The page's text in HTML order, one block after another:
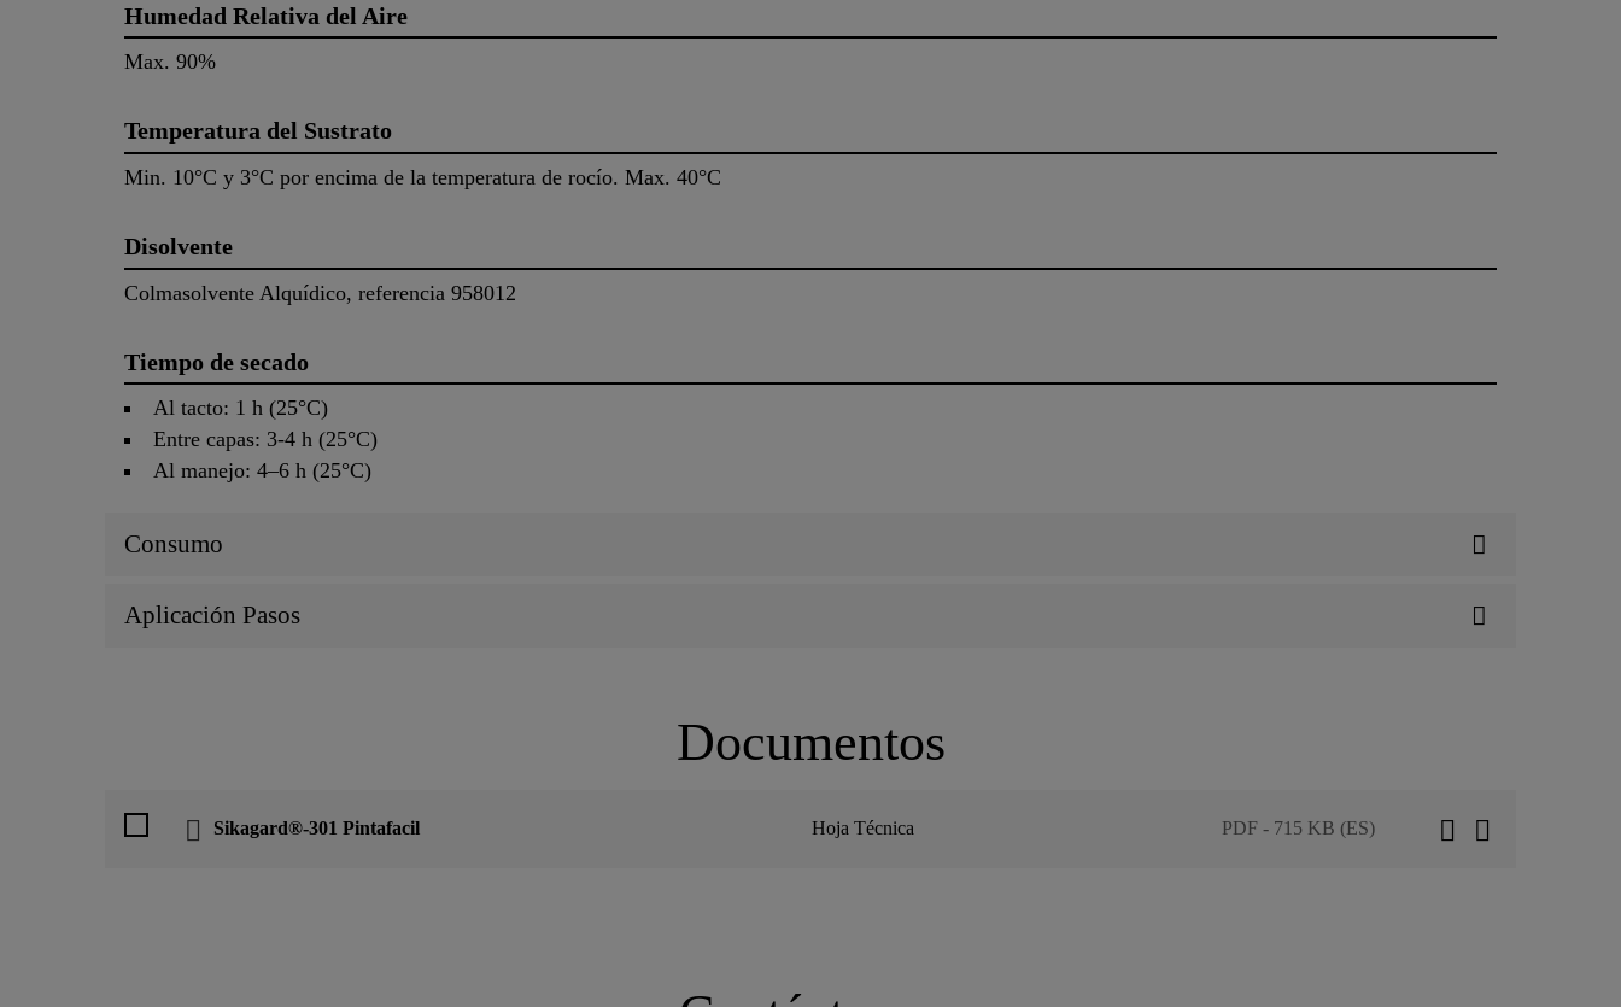
Humedad Relativa del Aire
Max. 90%
Temperatura del Sustrato
Min. 10°C y 3°C por encima de la temperatura de rocío. Max. 40°C
Disolvente
Colmasolvente Alquídico, referencia 958012
Tiempo de secado
Al tacto: 1 h (25°C)
Entre capas: 3-4 h (25°C)
Al manejo: 4–6 h (25°C)
Consumo
Aplicación Pasos
Documentos
Sikagard®-301 Pintafacil Hoja Técnica PDF - 715 KB (ES)